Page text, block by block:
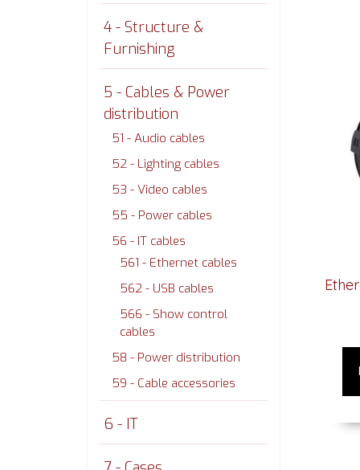
4 - Structure &
Furnishing
5 - Cables & Power
distribution
51 - Audio cables
52 - Lighting cables
53 - Video cables
55 - Power cables
56 - IT cables
561 - Ethernet cables
562 - USB cables
566 - Show control
cables
58 - Power distribution
59 - Cable accessories
6 - IT